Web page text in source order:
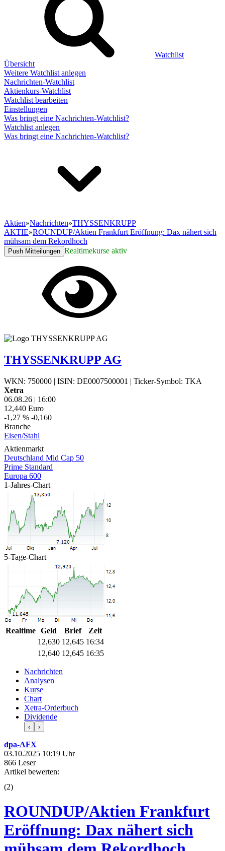
Watchlist
Übersicht
Weitere Watchlist anlegen
Nachrichten-Watchlist
Aktienkurs-Watchlist
Watchlist bearbeiten
Einstellungen
Was bringt eine Nachrichten-Watchlist?
Watchlist anlegen
Was bringt eine Nachrichten-Watchlist?
Aktien»Nachrichten»THYSSENKRUPP
AKTIE»ROUNDUP/Aktien Frankfurt Eröffnung: Dax nähert sich
mühsam dem Rekordhoch
Push Mitteilungen Realtimekurse aktiv
THYSSENKRUPP AG
WKN: 750000 | ISIN: DE0007500001 | Ticker-Symbol: TKA
Xetra
06.08.26 | 16:00
12,440 Euro
-1,27 % -0,160
Branche
Eisen/Stahl
Aktienmarkt
Deutschland Mid Cap 50
Prime Standard
Europa 600
1-Jahres-Chart
5-Tage-Chart
Realtime Geld Brief
Zeit
12,630 12,645 16:34
12,640 12,645 16:35
Nachrichten
Analysen
Kurse
Chart
Xetra-Orderbuch
Dividende
‹ ›
dpa-AFX
03.10.2025 10:19 Uhr
866 Leser
Artikel bewerten:
(2)
ROUNDUP/Aktien Frankfurt
Eröffnung: Dax nähert sich